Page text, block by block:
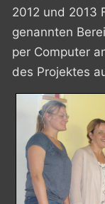
2012 und 2013
genannten
per Computer
des Projektes